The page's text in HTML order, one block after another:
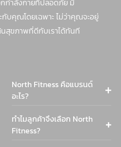
กำลังกายที่ปลอดภัย มี
กับคุณโดยเฉพาะ ไม่ว่าคุณจะอยู่
นสุขภาพที่ดีกับเราได้ทันที
North Fitness คือแบรนด์
อะไร?
ทำไมลูกค้าจึงเลือก North
Fitness?